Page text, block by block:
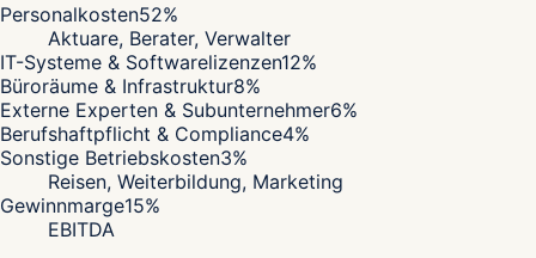
Personalkosten52%
Aktuare, Berater, Verwalter
IT-Systeme & Softwarelizenzen12%
Büroräume & Infrastruktur8%
Externe Experten & Subunternehmer6%
Berufshaftpflicht & Compliance4%
Sonstige Betriebskosten3%
Reisen, Weiterbildung, Marketing
Gewinnmarge15%
EBITDA